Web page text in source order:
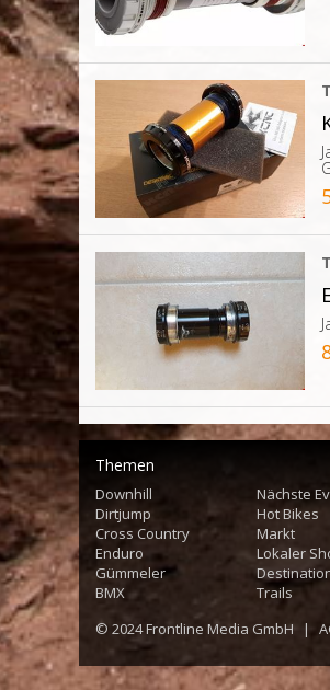
Themen
Downhill
Dirtjump
Cross Country
Enduro
Gümmeler
BMX
Nächste
Hot Bikes
Markt
Lokaler
Trails
© 2024Frontline Media GmbH |